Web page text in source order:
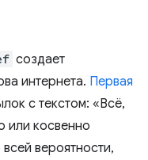
создает
интернета. Первая
с текстом: «Всё,
или косвенно
вероятности,